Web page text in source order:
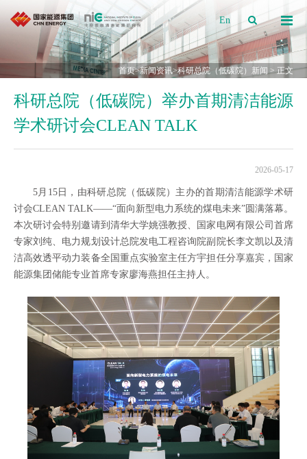
En
首页>新闻资讯>科研总院（低碳院）新闻 > 正文
科研总院（低碳院）举办首期清洁能源
学术研讨会CLEAN TALK
2026-05-17
5月15日，由科研总院（低碳院）主办的首期清洁能源学术研
讨会CLEAN TALK——“面向新型电力系统的煤电未来”圆满落幕。
本次研讨会特别邀请到清华大学姚强教授、国家电网有限公司首席
专家刘纯、电力规划设计总院发电工程咨询院副院长李文凯以及清
洁高效透平动力装备全国重点实验室主任方宇担任分享嘉宾，国家
能源集团储能专业首席专家廖海燕担任主持人。